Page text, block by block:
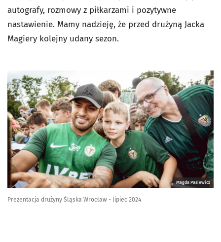
autografy, rozmowy z piłkarzami i pozytywne
nastawienie. Mamy nadzieję, że przed drużyną Jacka
Magiery kolejny udany sezon.
Magda Pasiewicz
Prezentacja drużyny Śląska Wrocław - lipiec 2024